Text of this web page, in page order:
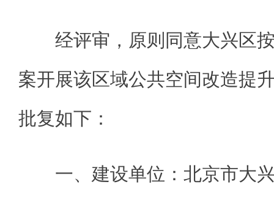
经评审，原则同意大兴区
案开展该区域公共空间改造提
批复如下：
一、建设单位：北京市大